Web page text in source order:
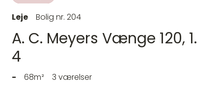
Leje Bolig nr. 204
A. C. Meyers Vænge 120, 1.
4
- 68m² 3 værelser